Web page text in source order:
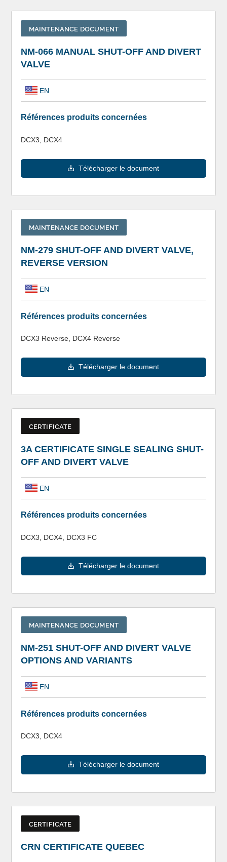
MAINTENANCE DOCUMENT
NM-066 MANUAL SHUT-OFF AND DIVERT
VALVE
EN
Références produits concernées
DCX3, DCX4
Télécharger le document
MAINTENANCE DOCUMENT
NM-279 SHUT-OFF AND DIVERT VALVE,
REVERSE VERSION
EN
Références produits concernées
DCX3 Reverse, DCX4 Reverse
Télécharger le document
CERTIFICATE
3A CERTIFICATE SINGLE SEALING SHUT-
OFF AND DIVERT VALVE
EN
Références produits concernées
DCX3, DCX4, DCX3 FC
Télécharger le document
MAINTENANCE DOCUMENT
NM-251 SHUT-OFF AND DIVERT VALVE
OPTIONS AND VARIANTS
EN
Références produits concernées
DCX3, DCX4
Télécharger le document
CERTIFICATE
CRN CERTIFICATE QUEBEC